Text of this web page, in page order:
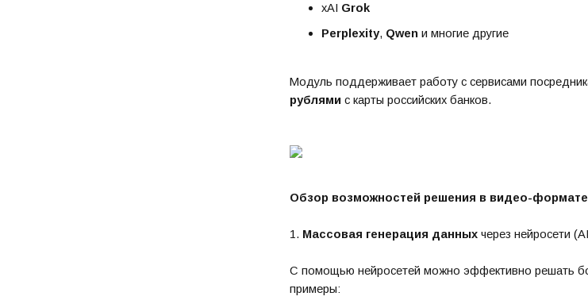
xAI Grok
Perplexity, Qwen и многие другие
Модуль поддерживает работу с сервисами
рублями с карты российских банков.
Обзор возможностей решения в видео-
1. Массовая генерация данных через нейросети
С помощью нейросетей можно эффективно решать
примеры: